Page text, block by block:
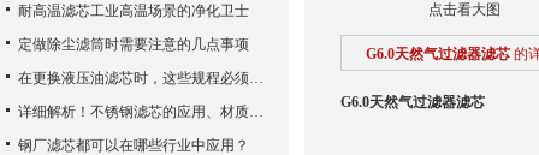
点击看大图
G6.0天然气过滤器滤芯 的
G6.0天然气过滤器滤芯
耐高温滤芯工业高温场景的净化卫士
定做除尘滤筒时需要注意的几点事项
在更换液压油滤芯时，这些规程必须遵守
详细解析！不锈钢滤芯的应用、材质以及使用特点
钢厂滤芯都可以在哪些行业中应用？